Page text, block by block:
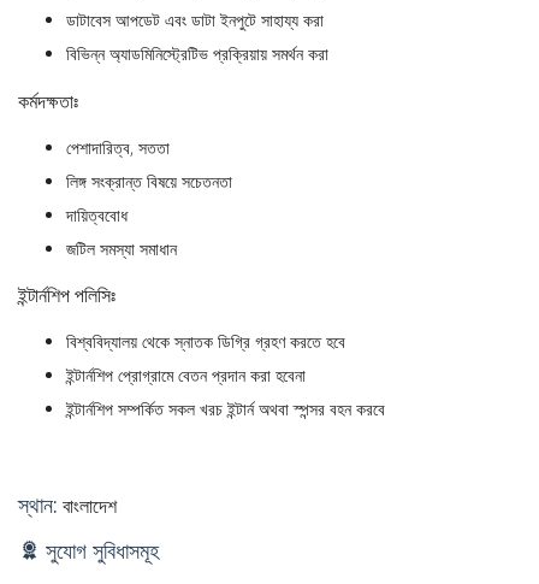
ডাটাবেস আপডেট এবং ডাটা ইনপুটে সাহায্য করা
বিভিন্ন অ্যাডমিনিস্ট্রেটিভ প্রক্রিয়ায় সমর্থন করা
কর্মদক্ষতাঃ
পেশাদারিত্ব, সততা
লিঙ্গ সংক্রান্ত বিষয়ে সচেতনতা
দায়িত্ববোধ
জটিল সমস্যা সমাধান
ইন্টার্নশিপ পলিসিঃ
বিশ্ববিদ্যালয় থেকে স্নাতক ডিগ্রি গ্রহণ করতে হবে
ইন্টার্নশিপ প্রোগ্রামে বেতন প্রদান করা হবেনা
ইন্টার্নশিপ সম্পর্কিত সকল খরচ ইন্টার্ন অথবা স্পন্সর বহন করবে
স্থান: বাংলাদেশ
সুযোগ সুবিধাসমূহ